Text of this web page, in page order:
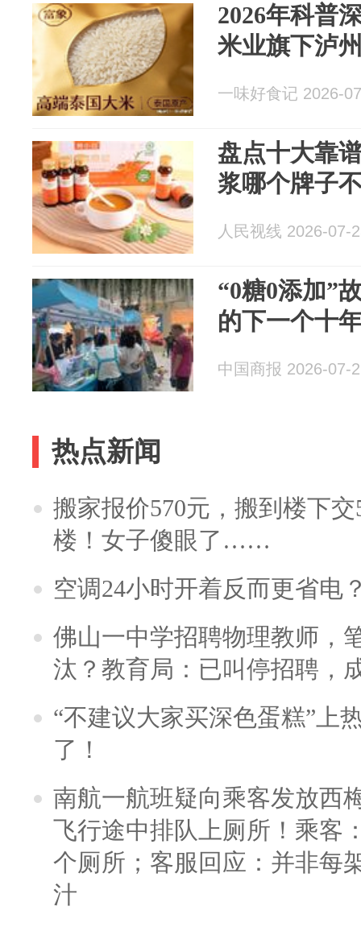
2026年科普
米业旗下泸
一味好食记 2026-
盘点十大靠
浆哪个牌子
人民视线 2026-07-
“0糖0添加”
的下一个十
中国商报 2026-07-
热点新闻
搬家报价570元，搬到楼下
楼！女子傻眼了……
空调24小时开着反而更省电
佛山一中学招聘物理教师，
汰？教育局：已叫停招聘，
“不建议大家买深色蛋糕”上
了！
南航一航班疑向乘客发放西
飞行途中排队上厕所！乘客
个厕所；客服回应：并非每
汁